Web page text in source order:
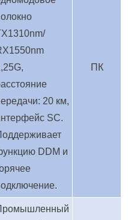
20 км,
SC.
DDM и
ПК